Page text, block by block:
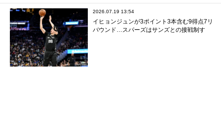
2026.07.19 13:54
イヒョンジュンが3ポイント3本含む9得点7リ
バウンド…スパーズはサンズとの接戦制す